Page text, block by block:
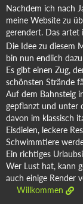
Nachdem ich nach
meine Website zu
gerendert. Das artet
Die Idee zu diesem
bin nun endlich
Es gibt einen Zug,
schönsten Strände
Auf dem Bahnsteig
gepflanzt und unter
davon im klassisch
Eisdielen, leckere
Schwimmtiere
Ein richtiges
Wer Lust hat, kann
auch einige Render
Willkommen